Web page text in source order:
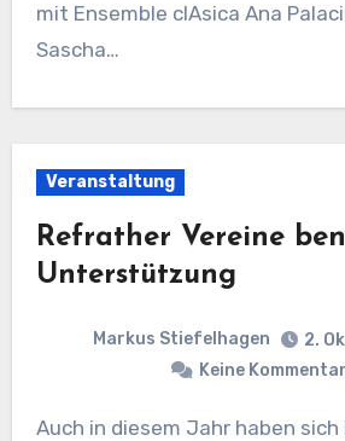
mit Ensemble clAsica Ana
Sascha…
Veranstaltung
Refrather Vereine
Unterstützung
Markus Stiefelhagen
2.
Keine
Auch in diesem Jahr haben sich Refrather